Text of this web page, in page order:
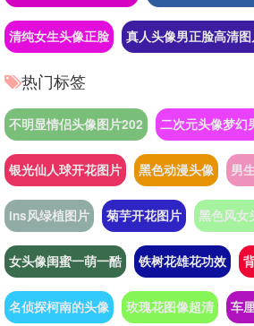
清纯女生头像正脸 真人头像男正脸高清
热门标签
不明显情侣头像图片202 二次元头像梦幻
银光仙人球开花图片 黑色动漫头像 男
ins风绿植图片 菊芋开花图片 黑色风女
女头像闺蜜一萌一酷 铁树花雄花功效
名侦探柯南的头像 玫瑰花图像超清 车